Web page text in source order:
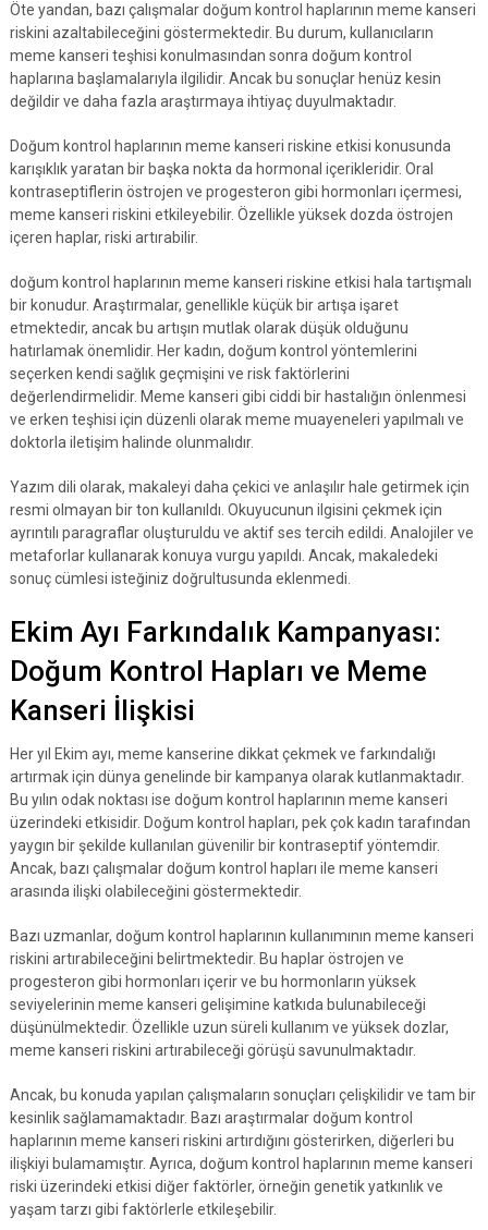
Öte yandan, bazı çalışmalar doğum kontrol haplarının meme kanseri
riskini azaltabileceğini göstermektedir. Bu durum, kullanıcıların
meme kanseri teşhisi konulmasından sonra doğum kontrol
haplarına başlamalarıyla ilgilidir. Ancak bu sonuçlar henüz kesin
değildir ve daha fazla araştırmaya ihtiyaç duyulmaktadır.
Doğum kontrol haplarının meme kanseri riskine etkisi konusunda
karışıklık yaratan bir başka nokta da hormonal içerikleridir. Oral
kontraseptiflerin östrojen ve progesteron gibi hormonları içermesi,
meme kanseri riskini etkileyebilir. Özellikle yüksek dozda östrojen
içeren haplar, riski artırabilir.
doğum kontrol haplarının meme kanseri riskine etkisi hala tartışmalı
bir konudur. Araştırmalar, genellikle küçük bir artışa işaret
etmektedir, ancak bu artışın mutlak olarak düşük olduğunu
hatırlamak önemlidir. Her kadın, doğum kontrol yöntemlerini
seçerken kendi sağlık geçmişini ve risk faktörlerini
değerlendirmelidir. Meme kanseri gibi ciddi bir hastalığın önlenmesi
ve erken teşhisi için düzenli olarak meme muayeneleri yapılmalı ve
doktorla iletişim halinde olunmalıdır.
Yazım dili olarak, makaleyi daha çekici ve anlaşılır hale getirmek için
resmi olmayan bir ton kullanıldı. Okuyucunun ilgisini çekmek için
ayrıntılı paragraflar oluşturuldu ve aktif ses tercih edildi. Analojiler ve
metaforlar kullanarak konuya vurgu yapıldı. Ancak, makaledeki
sonuç cümlesi isteğiniz doğrultusunda eklenmedi.
Ekim Ayı Farkındalık Kampanyası:
Doğum Kontrol Hapları ve Meme
Kanseri İlişkisi
Her yıl Ekim ayı, meme kanserine dikkat çekmek ve farkındalığı
artırmak için dünya genelinde bir kampanya olarak kutlanmaktadır.
Bu yılın odak noktası ise doğum kontrol haplarının meme kanseri
üzerindeki etkisidir. Doğum kontrol hapları, pek çok kadın tarafından
yaygın bir şekilde kullanılan güvenilir bir kontraseptif yöntemdir.
Ancak, bazı çalışmalar doğum kontrol hapları ile meme kanseri
arasında ilişki olabileceğini göstermektedir.
Bazı uzmanlar, doğum kontrol haplarının kullanımının meme kanseri
riskini artırabileceğini belirtmektedir. Bu haplar östrojen ve
progesteron gibi hormonları içerir ve bu hormonların yüksek
seviyelerinin meme kanseri gelişimine katkıda bulunabileceği
düşünülmektedir. Özellikle uzun süreli kullanım ve yüksek dozlar,
meme kanseri riskini artırabileceği görüşü savunulmaktadır.
Ancak, bu konuda yapılan çalışmaların sonuçları çelişkilidir ve tam bir
kesinlik sağlamamaktadır. Bazı araştırmalar doğum kontrol
haplarının meme kanseri riskini artırdığını gösterirken, diğerleri bu
ilişkiyi bulamamıştır. Ayrıca, doğum kontrol haplarının meme kanseri
riski üzerindeki etkisi diğer faktörler, örneğin genetik yatkınlık ve
yaşam tarzı gibi faktörlerle etkileşebilir.